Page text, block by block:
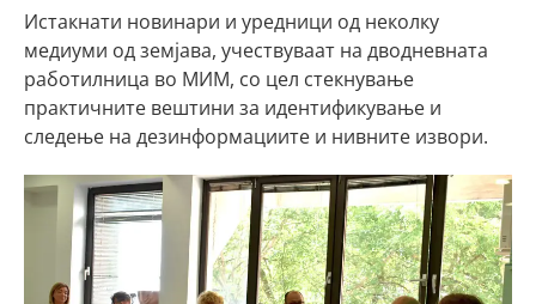
Истакнати новинари и уредници од неколку
медиуми од земјава, учествуваат на дводневната
работилница во МИМ, со цел стекнување
практичните вештини за идентификување и
следење на дезинформациите и нивните извори.